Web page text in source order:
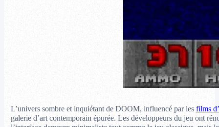
L’univers sombre et inquiétant de DOOM, influencé par les films
galerie d’art contemporain épurée. Les développeurs du jeu ont